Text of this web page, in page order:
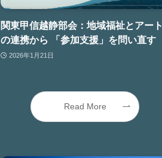
関東甲信越静部会：地域福祉とアート
の連携から 「参加支援」を問い直す
2026年1月21日
Read More